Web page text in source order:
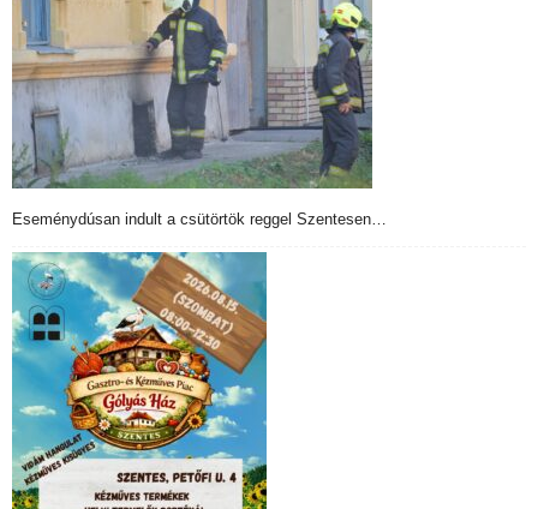
Eseménydúsan indult a csütörtök reggel Szentesen…